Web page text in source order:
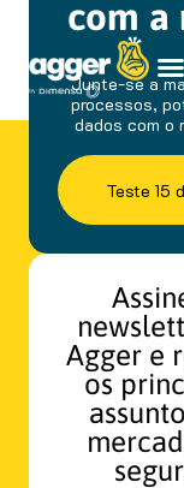
com a
Junte-se a
processos,
dados com o
Teste 15
Agger e
os